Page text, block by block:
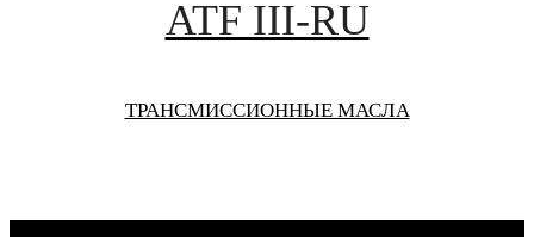
ATF III-RU
ТРАНСМИССИОННЫЕ МАСЛА